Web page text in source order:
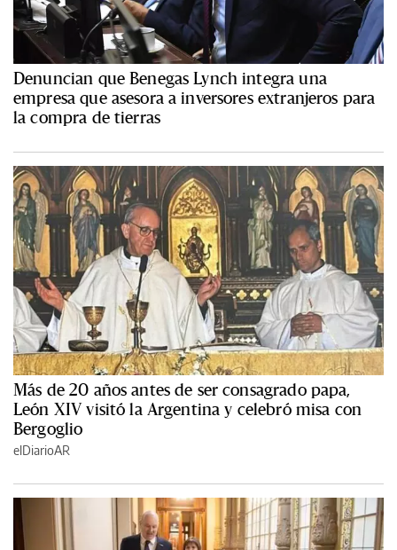
Denuncian que Benegas Lynch integra una
empresa que asesora a inversores extranjeros para
la compra de tierras
Más de 20 años antes de ser consagrado papa,
León XIV visitó la Argentina y celebró misa con
Bergoglio
elDiarioAR